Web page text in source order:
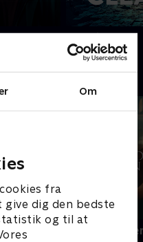
Om
fra
dig den bedste
og til at
Den gode